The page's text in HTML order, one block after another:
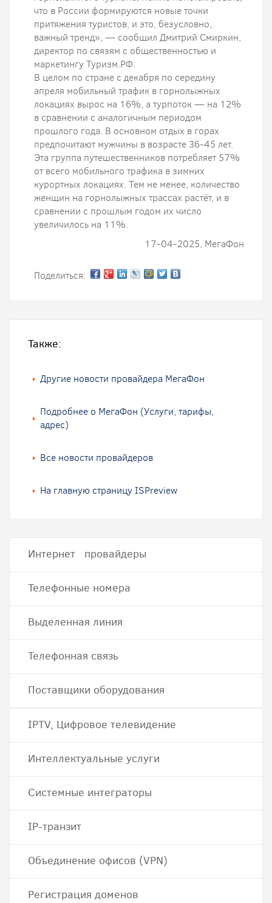
что в России формируются новые точки
притяжения туристов, и это, безусловно,
важный тренд», — сообщил Дмитрий Смиркин,
директор по связям с общественностью и
маркетингу Туризм.РФ.
В целом по стране с декабря по середину
апреля мобильный трафик в горнолыжных
локациях вырос на 16%, а турпоток — на 12%
в сравнении с аналогичным периодом
прошлого года. В основном отдых в горах
предпочитают мужчины в возрасте 36-45 лет.
Эта группа путешественников потребляет 57%
от всего мобильного трафика в зимних
курортных локациях. Тем не менее, количество
женщин на горнолыжных трассах растёт, и в
сравнении с прошлым годом их число
увеличилось на 11%.
17-04-2025, МегаФон
Поделиться:
Также:
Другие новости провайдера МегаФон
Подробнее о МегаФон (Услуги, тарифы,
адрес)
Все новости провайдеров
На главную страницу ISPreview
Интернет провайдеры
Телефонные номера
Выделенная линия
Телефонная связь
Поставщики оборудования
IPTV, Цифровое телевидение
Интеллектуальные услуги
Системные интеграторы
IP-транзит
Объединение офисов (VPN)
Регистрация доменов